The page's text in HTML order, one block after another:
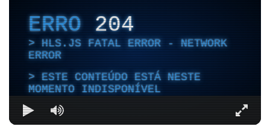
ERRO204
HLS.JS FATAL ERROR - NETWORK
ERROR
ESTE CONTEÚDO ESTÁ NESTE
MOMENTO INDISPONÍVEL